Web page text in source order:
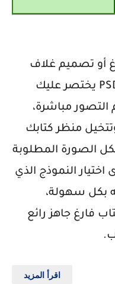
أو تصميم غلاف
كتاب جاهز للتعديل word أو PSD يختصر عليك
التصور مباشرة،
منظر كتابك
الصورة المطلوبة
النموذج الذي
بكل سهولة،
فارغ جاهز رائع
اقرأ المزيد